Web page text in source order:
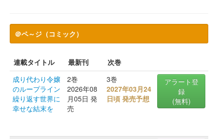
＠ペ～ジ（コミック）
連載タイトル 最新刊
次巻
成り代わり令嬢
のループライン
繰り返す世界に
幸せな結末を
2巻
2026年08
月05日 発
売
3巻
2027年03月24
日頃 発売予想
アラート登
録
(無料)